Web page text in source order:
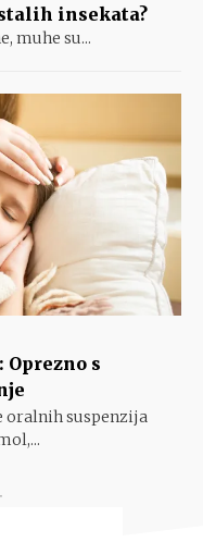
insekata?
muhe su...
Oprezno s
oralnih suspenzija